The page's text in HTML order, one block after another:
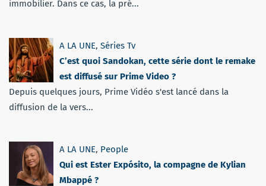
immobilier. Dans ce cas, la pré...
A LA UNE, Séries Tv
C’est quoi Sandokan, cette série dont le remake
est diffusé sur Prime Video ?
Depuis quelques jours, Prime Vidéo s'est lancé dans la
diffusion de la vers...
A LA UNE, People
Qui est Ester Expósito, la compagne de Kylian
Mbappé ?